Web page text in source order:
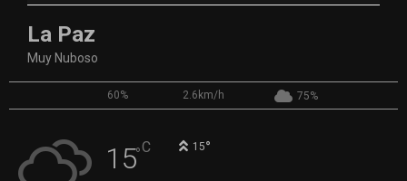
La Paz
Muy Nuboso
60% 2.6km/h 75%
15°C 15°